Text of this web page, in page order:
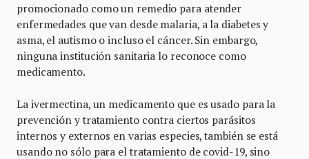
promocionado como un remedio para atender
enfermedades que van desde malaria, a la diabetes y
asma, el autismo o incluso el cáncer. Sin embargo,
ninguna institución sanitaria lo reconoce como
medicamento.
La ivermectina, un medicamento que es usado para la
prevención y tratamiento contra ciertos parásitos
internos y externos en varias especies, también se está
usando no sólo para el tratamiento de covid-19, sino